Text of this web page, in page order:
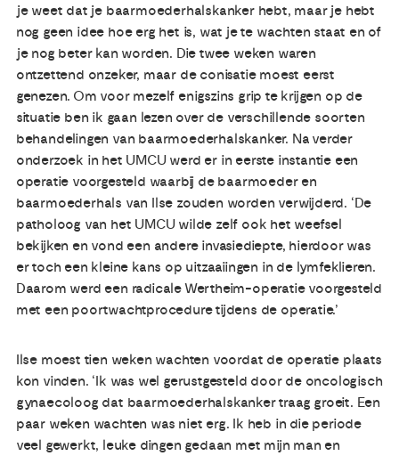
je weet dat je baarmoederhalskanker hebt, maar je hebt
nog geen idee hoe erg het is, wat je te wachten staat en of
je nog beter kan worden. Die twee weken waren
ontzettend onzeker, maar de conisatie moest eerst
genezen. Om voor mezelf enigszins grip te krijgen op de
situatie ben ik gaan lezen over de verschillende soorten
behandelingen van baarmoederhalskanker. Na verder
onderzoek in het UMCU werd er in eerste instantie een
operatie voorgesteld waarbij de baarmoeder en
baarmoederhals van Ilse zouden worden verwijderd. ‘De
patholoog van het UMCU wilde zelf ook het weefsel
bekijken en vond een andere invasiediepte, hierdoor was
er toch een kleine kans op uitzaaiingen in de lymfeklieren.
Daarom werd een radicale Wertheim-operatie voorgesteld
met een poortwachtprocedure tijdens de operatie.’
Ilse moest tien weken wachten voordat de operatie plaats
kon vinden. ‘Ik was wel gerustgesteld door de oncologisch
gynaecoloog dat baarmoederhalskanker traag groeit. Een
paar weken wachten was niet erg. Ik heb in die periode
veel gewerkt, leuke dingen gedaan met mijn man en